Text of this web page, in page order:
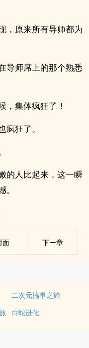
，原来所有导师都为
导师席上的那个熟悉
，集体疯狂了！
狂了。
的人比起来，这一瞬
面 下ー章
二次元搞事之旅
白蛇进化